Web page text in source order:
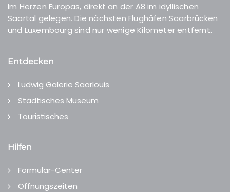
Im Herzen Europas, direkt an der A8 im idyllischen
Saartal gelegen. Die nächsten Flughäfen Saarbrücken
und Luxembourg sind nur wenige Kilometer entfernt.
Entdecken
Ludwig Galerie Saarlouis
Städtisches Museum
Touristisches
Hilfen
Formular-Center
Öffnungszeiten